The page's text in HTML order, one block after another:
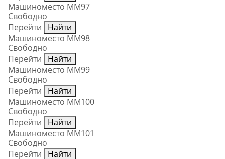
Машиноместо ММ97
Свободно
Перейти
Найти
Машиноместо ММ98
Свободно
Перейти
Найти
Машиноместо ММ99
Свободно
Перейти
Найти
Машиноместо ММ100
Свободно
Перейти
Найти
Машиноместо ММ101
Свободно
Перейти
Найти